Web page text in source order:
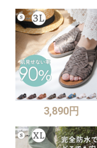
3,890円